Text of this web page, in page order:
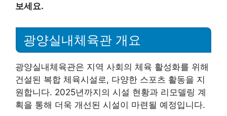
보세요.
광양실내체육관 개요
광양실내체육관은 지역 사회의 체육 활성화를 위해
건설된 복합 체육시설로, 다양한 스포츠 활동을 지
원합니다. 2025년까지의 시설 현황과 리모델링 계
획을 통해 더욱 개선된 시설이 마련될 예정입니다.